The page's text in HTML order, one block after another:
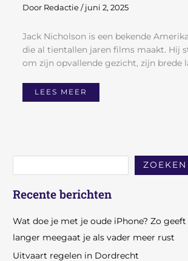
Door Redactie / juni 2, 2025
Jack Nicholson is een bekende
die al tientallen jaren films maakt. Hij
om zijn opvallende gezicht, zijn brede
LEES MEER
ZOEKEN
Recente berichten
Wat doe je met je oude iPhone? Zo
langer meegaat je als vader meer rust
Uitvaart regelen in Dordrecht